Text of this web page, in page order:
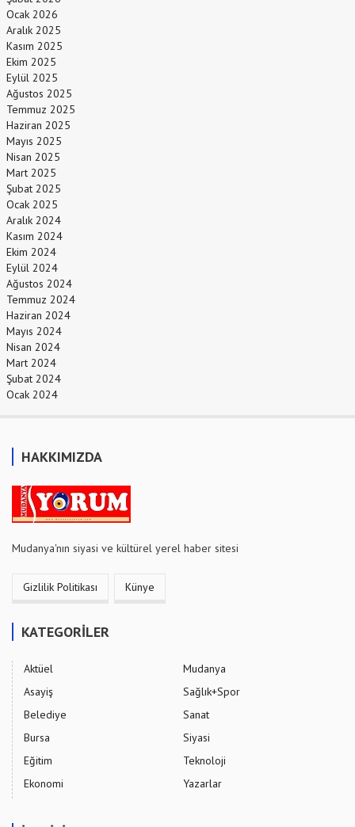
Ocak 2026
Aralık 2025
Kasım 2025
Ekim 2025
Eylül 2025
Ağustos 2025
Temmuz 2025
Haziran 2025
Mayıs 2025
Nisan 2025
Mart 2025
Şubat 2025
Ocak 2025
Aralık 2024
Kasım 2024
Ekim 2024
Eylül 2024
Ağustos 2024
Temmuz 2024
Haziran 2024
Mayıs 2024
Nisan 2024
Mart 2024
Şubat 2024
Ocak 2024
HAKKIMIZDA
Mudanya'nın siyasi ve kültürel yerel haber sitesi
Gizlilik Politikası Künye
KATEGORİLER
Aktüel
Asayiş
Belediye
Bursa
Eğitim
Ekonomi
Mudanya
Sağlık+Spor
Sanat
Siyasi
Teknoloji
Yazarlar